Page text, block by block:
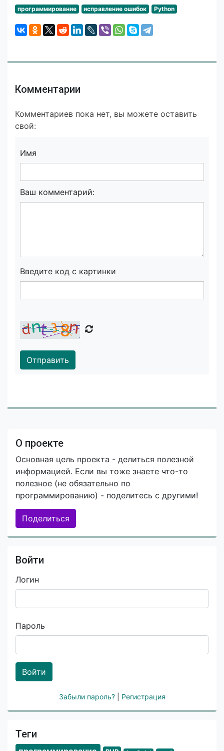
программирование исправление ошибок Python
Комментарии
Комментариев пока нет, вы можете оставить
свой:
Имя
Ваш комментарий:
Введите код с картинки
Отправить
О проекте
Основная цель проекта - делиться полезной
информацией. Если вы тоже знаете что-то
полезное (не обязательно по
программированию) - поделитесь с другими!
Поделиться
Войти
Логин
Пароль
Войти
Забыли пароль? Регистрация
Теги